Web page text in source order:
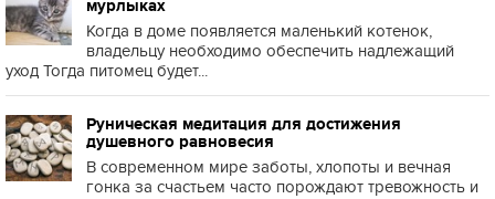
мурлыках
Когда в доме появляется маленький котенок,
владельцу необходимо обеспечить надлежащий
уход Тогда питомец будет...
Руническая медитация для достижения
душевного равновесия
В современном мире заботы, хлопоты и вечная
гонка за счастьем часто порождают тревожность и